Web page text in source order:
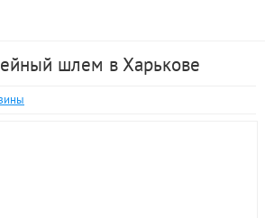
шлем в Харькове